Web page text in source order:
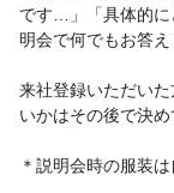
です…」「具体的に
明会で何でもお答え
来社登録いただい
いかはその後で決め
＊説明会時の服装